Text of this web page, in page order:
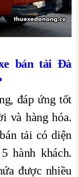
bán tải Đà
đáp ứng tốt
và hàng hóa.
tải có diện
hành khách.
được nhiều